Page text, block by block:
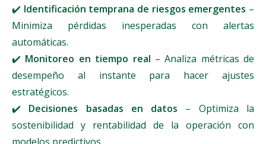
✔️ Identificación temprana de riesgos emergentes –
Minimiza pérdidas inesperadas con alertas
automáticas.
✔️ Monitoreo en tiempo real – Analiza métricas de
desempeño al instante para hacer ajustes
estratégicos.
✔️ Decisiones basadas en datos – Optimiza la
sostenibilidad y rentabilidad de la operación con